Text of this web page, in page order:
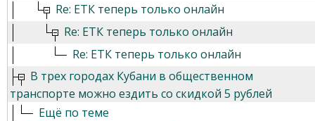
Re: ЕТК теперь только онлайн
Re: ЕТК теперь только онлайн
Re: ЕТК теперь только онлайн
В трех городах Кубани в общественном
транспорте можно ездить со скидкой 5 рублей
Ещё по теме